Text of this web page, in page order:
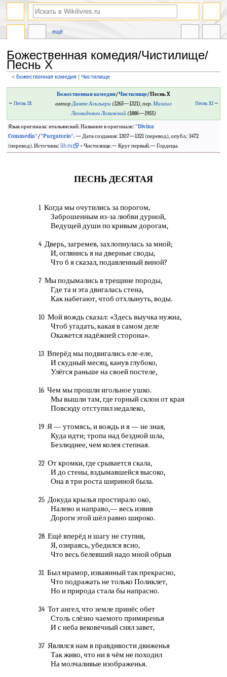
Божественная комедия/Чистилище/
Песнь X
<Божественная комедия ‎ |Чистилище
← Песнь IX
Божественная комедия/Чистилище/Песнь X
авторДанте Алигьери (1265—1321),пер.Михаил
Леонидович Лозинский (1886—1955)
Песнь XI→
Язык оригинала: итальянский. Название в оригинале: "Divina
Commedia"/"Purgatorio". — Дата создания: 1307—1321 (перевод), опубл.: 1472
(перевод). Источник: lib.ru • Чистилище.— Круг первый.— Гордецы.
ПЕСНЬ ДЕСЯТАЯ
1Когда мы очутились за порогом,
Заброшенным из-за любви дурной,
Ведущей души по кривым дорогам,
4Дверь, загремев, захлопнулась за мной;
И, оглянись я на дверные своды,
Что б я сказал, подавленный виной?
7Мы подымались в трещине породы,
Где та и эта двигалась стена,
Как набегают, чтоб отхлынуть, воды.
10Мой вождь сказал: «Здесь выучка нужна,
Чтоб угадать, какая в самом деле
Окажется надёжней сторона».
13Вперёд мы подвигались еле-еле,
И скудный месяц, канув глубоко,
Улёгся раньше на своей постеле,
16Чем мы прошли игольное ушко.
Мы вышли там, где горный склон от края
Повсюду отступил недалеко,
19Я — утомясь, и вождь и я — не зная,
Куда идти; тропа над бездной шла,
Безлюднее, чем колея степная.
22От кромки, где срывается скала,
И до стены, вздымавшейся высоко,
Она в три роста шириной была.
25Докуда крылья простирало око,
Налево и направо,— весь извив
Дороги этой шёл равно широко.
28Ещё вперёд и шагу не ступив,
Я, озираясь, убедился ясно,
Что весь белевший надо мной обрыв
31Был мрамор, изваянный так прекрасно,
Что подражать не только Поликлет,
Но и природа стала бы напрасно.
34Тот ангел, что земле принёс обет
Столь слёзно чаемого примиренья
И с неба вековечный снял завет,
37Являлся нам в правдивости движенья
Так живо, что ни в чём не походил
На молчаливые изображенья.
ещё